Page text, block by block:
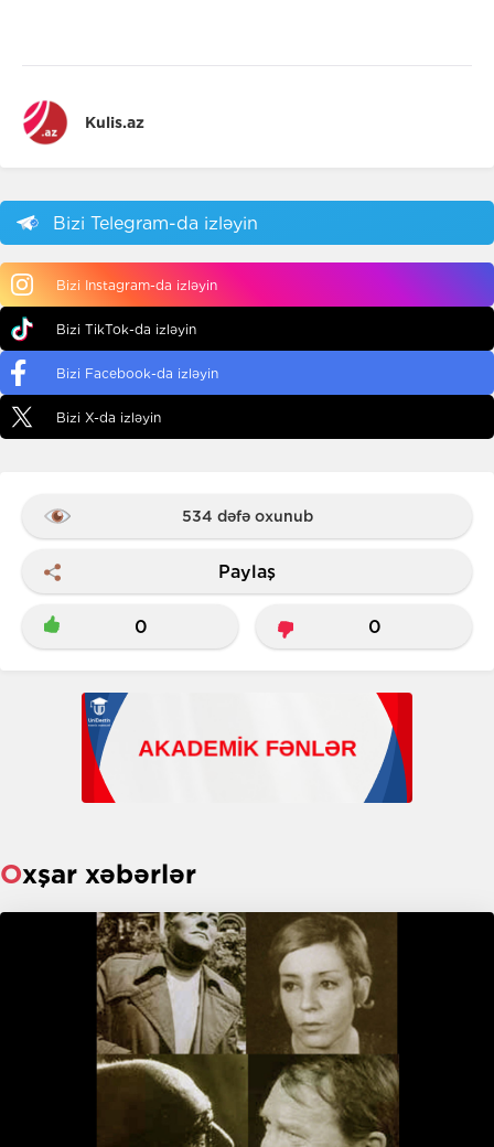
Kulis.az
Bizi Telegram-da izləyin
Bizi Instagram-da izləyin
Bizi TikTok-da izləyin
Bizi Facebook-da izləyin
Bizi X-da izləyin
534 dəfə oxunub
Paylaş
0 0
Oxşar xəbərlər